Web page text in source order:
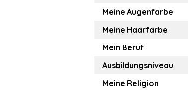
Meine Augenfarbe
Meine Haarfarbe
Mein Beruf
Ausbildungsniveau
Meine Religion